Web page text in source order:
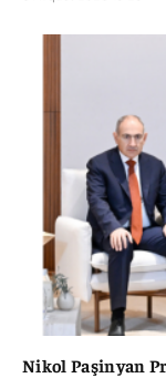
Nikol Paşinyan